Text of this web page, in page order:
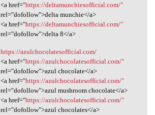
<a href="https://deltamunchiesofficial.com/"
rel="dofollow">delta munchie</a>
<a href="https://deltamunchiesofficial.com/"
rel="dofollow">delta 8</a>
https://azulchocolatesofficial.com/
<a href="https://azulchocolatesofficial.com/"
rel="dofollow">azul chocolate</a>
<a href="https://azulchocolatesofficial.com/"
rel="dofollow">azul mushroom chocolate</a>
<a href="https://azulchocolatesofficial.com/"
rel="dofollow">azul chocolates</a>